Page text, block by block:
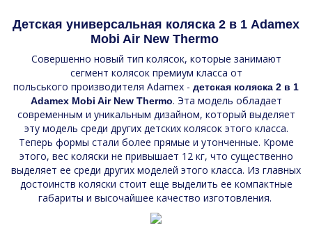
Детская универсальная коляска 2 в 1 Adamex
Mobi Air New Thermo
Совершенно новый тип колясок, которые занимают
сегмент колясок премиум класса от
польського производителя Adamex - детская коляска 2 в 1
Adamex Mobi Air New Thermo. Эта модель обладает
современным и уникальным дизайном, который выделяет
эту модель среди других детских колясок этого класса.
Теперь формы стали более прямые и утонченные. Кроме
этого, вес коляски не привышает 12 кг, что существенно
выделяет ее среди других моделей этого класса. Из главных
достоинств коляски стоит еще выделить ее компактные
габариты и высочайшее качество изготовления.